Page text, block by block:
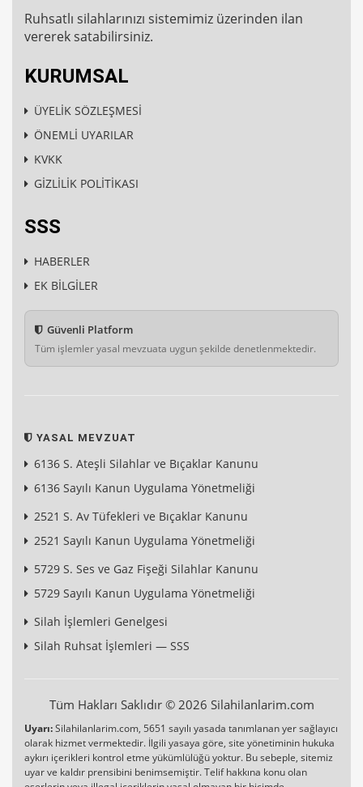
Ruhsatlı silahlarınızı sistemimiz üzerinden ilan
vererek satabilirsiniz.
KURUMSAL
ÜYELİK SÖZLEŞMESİ
ÖNEMLİ UYARILAR
KVKK
GİZLİLİK POLİTİKASI
SSS
HABERLER
EK BİLGİLER
Güvenli Platform
Tüm işlemler yasal mevzuata uygun şekilde denetlenmektedir.
YASAL MEVZUAT
6136 S. Ateşli Silahlar ve Bıçaklar Kanunu
6136 Sayılı Kanun Uygulama Yönetmeliği
2521 S. Av Tüfekleri ve Bıçaklar Kanunu
2521 Sayılı Kanun Uygulama Yönetmeliği
5729 S. Ses ve Gaz Fişeği Silahlar Kanunu
5729 Sayılı Kanun Uygulama Yönetmeliği
Silah İşlemleri Genelgesi
Silah Ruhsat İşlemleri — SSS
Tüm Hakları Saklıdır © 2026 Silahilanlarim.com
Uyarı:Silahilanlarim.com, 5651 sayılı yasada tanımlanan yer sağlayıcı
olarak hizmet vermektedir. İlgili yasaya göre, site yönetiminin hukuka
aykırı içerikleri kontrol etme yükümlülüğü yoktur. Bu sebeple, sitemiz
uyar ve kaldır prensibini benimsemiştir. Telif hakkına konu olan